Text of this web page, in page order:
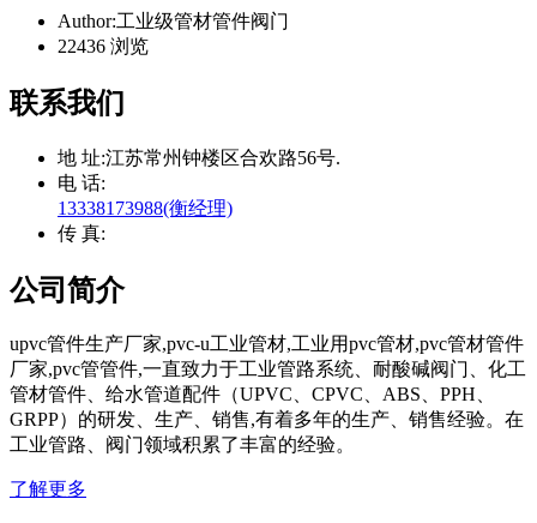
Author:工业级管材管件阀门
22436 浏览
联系我们
地 址:江苏常州钟楼区合欢路56号.
电 话:
13338173988(衡经理)
传 真:
公司简介
upvc管件生产厂家,pvc-u工业管材,工业用pvc管材,pvc管材管件
厂家,pvc管管件,一直致力于工业管路系统、耐酸碱阀门、化工
管材管件、给水管道配件（UPVC、CPVC、ABS、PPH、
GRPP）的研发、生产、销售,有着多年的生产、销售经验。在
工业管路、阀门领域积累了丰富的经验。
了解更多